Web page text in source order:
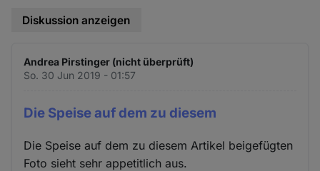
Diskussion anzeigen
Andrea Pirstinger (nicht überprüft)
So. 30 Jun 2019 - 01:57
Die Speise auf dem zu diesem
Die Speise auf dem zu diesem Artikel beigefügten
Foto sieht sehr appetitlich aus.